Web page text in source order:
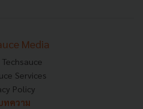
Media
Services
Policy
ทความ